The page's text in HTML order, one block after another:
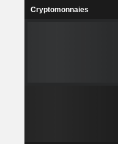
Cryptomonnaies